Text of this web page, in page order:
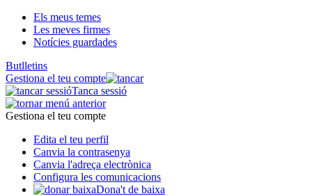
Els meus temes
Les meves firmes
Notícies guardades
Butlletins
Gestiona el teu compte
Tanca sessió
Gestiona el teu compte
Edita el teu perfil
Canvia la contrasenya
Canvia l'adreça electrònica
Configura les comunicacions
Dona't de baixa